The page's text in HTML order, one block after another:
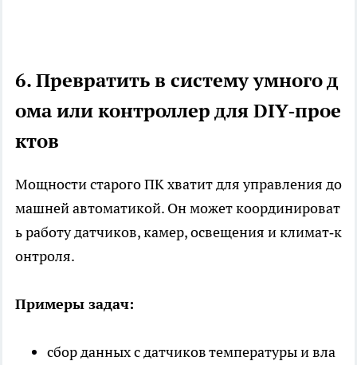
6. Превратить в систему умного д
ома или контроллер для DIY‑прое
ктов
Мощности старого ПК хватит для управления до
машней автоматикой. Он может координироват
ь работу датчиков, камер, освещения и климат‑к
онтроля.
Примеры задач:
сбор данных с датчиков температуры и вла